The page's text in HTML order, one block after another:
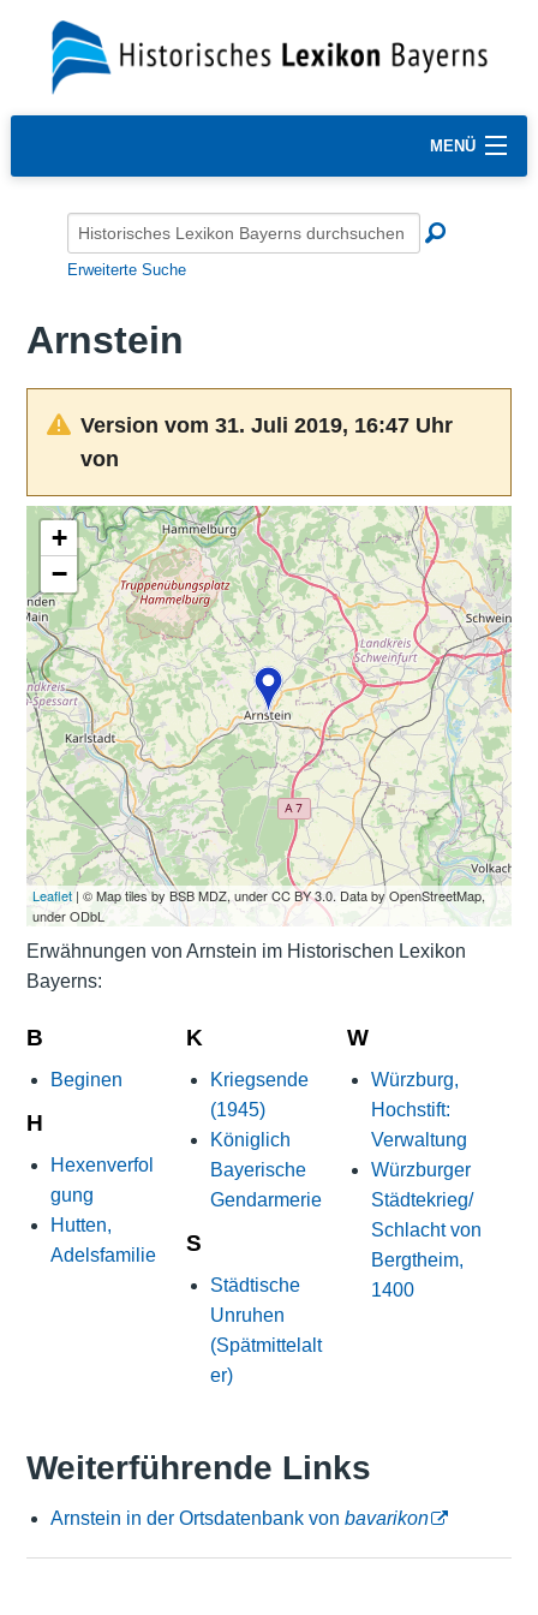
MENÜ
Erweiterte Suche
Arnstein
Version vom 31. Juli 2019, 16:47 Uhr
von
+
−
Leaflet| © Map tiles by BSB MDZ, under CC BY 3.0. Data by OpenStreetMap,
under ODbL
Erwähnungen von Arnstein im Historischen Lexikon
Bayerns:
B
Beginen
H
Hexenverfol
gung
Hutten,
Adelsfamilie
K
Kriegsende
(1945)
Königlich
Bayerische
Gendarmerie
S
Städtische
Unruhen
(Spätmittelalt
er)
W
Würzburg,
Hochstift:
Verwaltung
Würzburger
Städtekrieg/
Schlacht von
Bergtheim,
1400
Weiterführende Links
Arnstein in der Ortsdatenbank von bavarikon